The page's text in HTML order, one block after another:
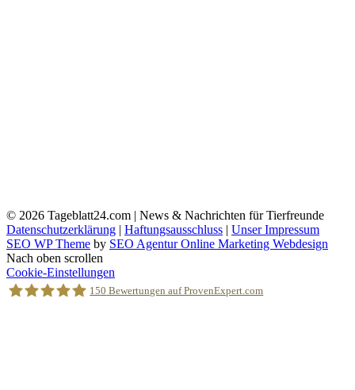
© 2026 Tageblatt24.com | News & Nachrichten für Tierfreunde
Datenschutzerklärung | Haftungsausschluss | Unser Impressum
SEO WP Theme by SEO Agentur Online Marketing Webdesign
Nach oben scrollen
Cookie-Einstellungen
150 Bewertungen auf ProvenExpert.com